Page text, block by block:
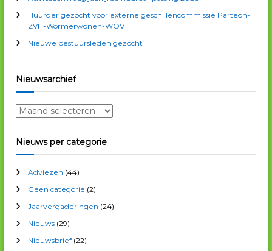
:
Huurder gezocht voor externe geschillencommissie Parteon-
ZVH-Wormerwonen-WOV
Nieuwe bestuursleden gezocht
Nieuwsarchief
N
e
u
s
a
c
h
i
Nieuws per categorie
Adviezen (44)
Geen categorie (2)
Jaarvergaderingen (24)
Nieuws (29)
Nieuwsbrief(22)